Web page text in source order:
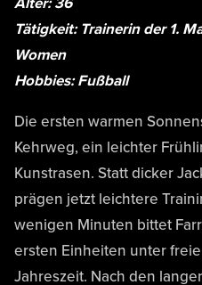
Tätigkeit: Trainerin der 1.
Women
Hobbies: Fußball
Die ersten warmen
Kehrweg, ein leichter
Kunstrasen. Statt dicker
prägen jetzt leichtere
wenigen Minuten bittet
ersten Einheiten unter
Jahreszeit. Nach den